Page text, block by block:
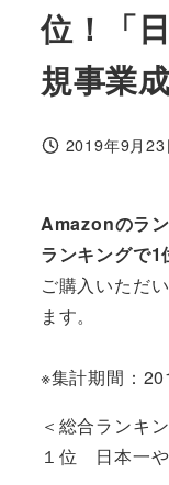
位！「
規事業
2019年9月23
Amazonのラ
ランキングで1
ご購入いただ
ます。
※集計期間：
＜総合ランキ
１位 日本一